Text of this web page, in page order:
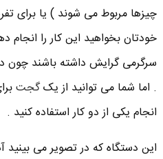
چیزها مربوط می شوند ) یا برای
خودتان بخواهید این کار را
سرگرمی گرایش داشته باشند
. اما شما می توانید از یکگجت
انجام یکی از دو کار استفاده کنید .
این دستگاه که در تصویر می بینید